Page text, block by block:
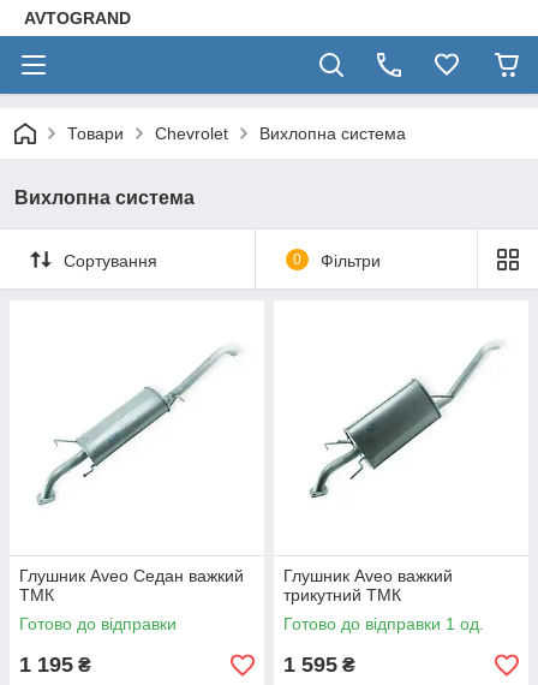
AVTOGRAND
Товари Chevrolet Вихлопна система
Вихлопна система
Сортування 0 Фільтри
Глушник Aveo Седан важкий
ТМК
Готово до відправки
1 195 ₴
Глушник Aveo важкий
трикутний ТМК
Готово до відправки 1 од.
1 595 ₴